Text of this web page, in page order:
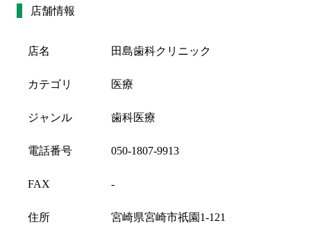
店舗情報
店名 田島歯科クリニック
カテゴリ 医療
ジャンル 歯科医療
電話番号 050-1807-9913
FAX -
住所 宮崎県宮崎市祇園1-121